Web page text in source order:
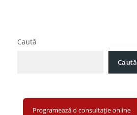
Caută
Caută
Programează o consultație online